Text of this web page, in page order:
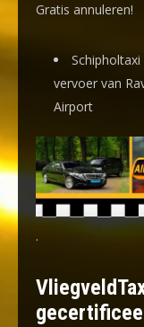
Gratis annuleren!
vervoer van
Airport
.